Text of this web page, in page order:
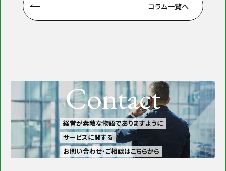
コラム一覧へ
Contact
経営が素敵な物語でありますように
サービスに関する
お問い合わせ・ご相談はこちらから